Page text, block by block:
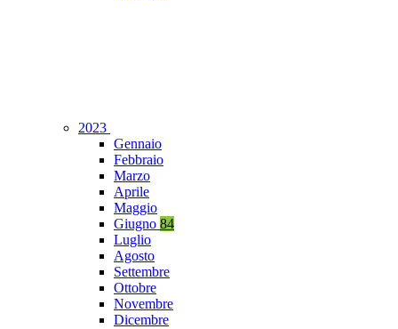
2023
Gennaio
Febbraio
Marzo
Aprile
Maggio
Giugno 84
Luglio
Agosto
Settembre
Ottobre
Novembre
Dicembre